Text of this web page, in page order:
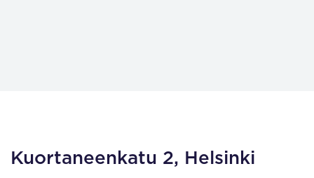
Kuortaneenkatu 2, Helsinki